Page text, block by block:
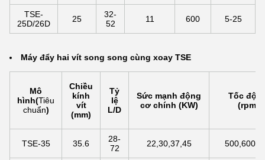
TSE-
25D/26D
25
32-
52
11 600 5-25
Máy đẩy hai vít song song cùng xoay TSE
Mô
hình(Tiêu
chuẩn)
Chiều
kính
vít
(mm)
Tỷ
lệ
L/D
Sức mạnh động
cơ chính (KW)
Tốc độ
(rpm)
TSE-35 35.6
28-
72
22,30,37,45